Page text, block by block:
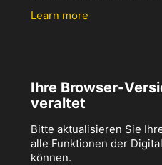
Learn more
Ihre Browser-
veraltet
Bitte aktualisieren Sie
alle Funktionen der
können.